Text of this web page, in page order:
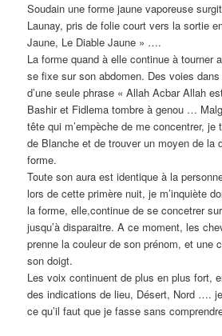
Soudain une forme jaune vaporeuse
Launay, pris de folie court vers la sortie
Jaune, Le Diable Jaune » ….
La forme quand à elle continue à tourner
se fixe sur son abdomen. Des voies
d’une seule phrase « Allah Acbar Allah
Bashir et Fidlema tombre à genou …
tête qui m’empèche de me concentrer, je
de Blanche et de trouver un moyen de la
forme.
Toute son aura est identique à la
lors de cette primère nuit, je m’inquiète
la forme, elle,continue de se concetrer
jusqu’à disparaitre. A ce moment, les
prenne la couleur de son prénom, et une
son doigt.
Les voix continuent de plus en plus fort,
des indications de lieu, Désert, Nord ….
ce qu’il faut que je fasse sans